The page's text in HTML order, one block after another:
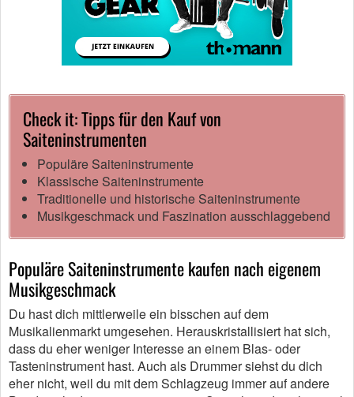
Check it: Tipps für den Kauf von
Saiteninstrumenten
Populäre Saiteninstrumente
Klassische Saiteninstrumente
Traditionelle und historische Saiteninstrumente
Musikgeschmack und Faszination ausschlaggebend
Populäre Saiteninstrumente kaufen nach eigenem
Musikgeschmack
Du hast dich mittlerweile ein bisschen auf dem
Musikalienmarkt umgesehen. Herauskristallisiert hat sich,
dass du eher weniger Interesse an einem Blas- oder
Tasteninstrument hast. Auch als Drummer siehst du dich
eher nicht, weil du mit dem Schlagzeug immer auf andere